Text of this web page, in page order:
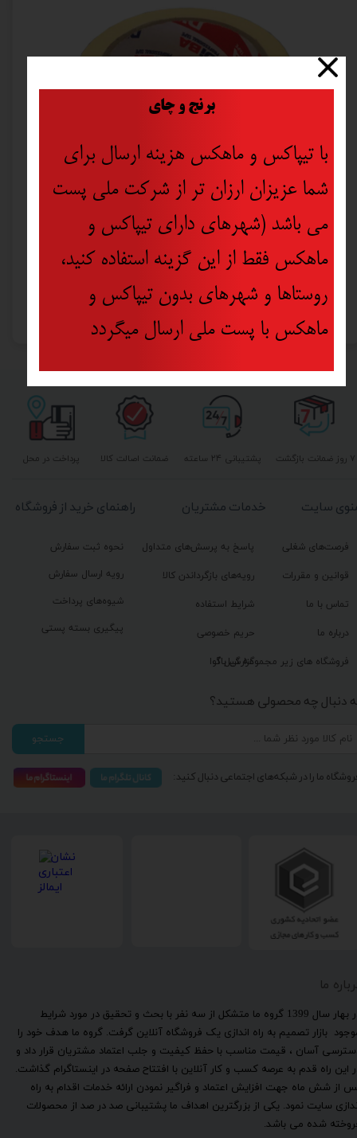
۲۶۵,۰۰۰ تومان
ما
​در بهار سال 1399 گروه ما متشکل از سه نفر با بحث و تحقیق در مورد شرایط
بازار تصمیم به راه اندازی یک فروشگاه آنلاین گرفت. گروه ما هدف خود را
آسان ، قیمت مناسب با حفظ کیفیت و جلب اعتماد مشتریان قرار داد و
این راه قدم به عرصه کسب و کار آنلاین با افتتاح صفحه در اینستاگرام گذاشت.
از شش ماه جهت افزایش اعتماد و فراگیر نمودن ارائه خدمات اقدام به راه
سایت نمود. یکی از بزرگترین اهداف ما پشتیبانی صد در صد از محصولات
شده می باشد.
پشتیبانی ۲۴ ساعته پرداخت در محل ۷ روز ضمانت بازگشت ضمانت اصالت کالا
راهنمای خرید از فروشگاه
نحوه ثبت سفارش
رویه ارسال سفارش
شیوه‌های پرداخت
پیگیری بسته پستی
خدمات مشتریان
پاسخ به پرسش‌های متداول
رویه‌های بازگرداندن کالا
شرایط استفاده
حریم خصوصی
گزارش باگ
سایت
فرصت‌های شغلی
قوانین و مقررات
تماس با ما
درباره ما
فروشگاه های زیر مجموعه گیل آوا
دنبال چه محصولی هستید؟
جستجو
ما را در شبکه‌های اجتماعی دنبال کنید:
برنج و چای
با تیپاکس و ماهکس هزینه ارسال برای
شما عزیزان ارزان تر از شرکت ملی پست
می باشد (شهرهای دارای تیپاکس و
ماهکس فقط از این گزینه استفاده کنید،
روستاها و شهرهای بدون تیپاکس و
ماهکس با پست ملی ارسال میگردد